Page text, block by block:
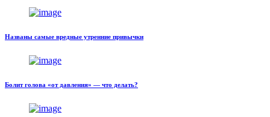
Названы самые вредные утренние привычки
Болит голова «от давления» — что делать?